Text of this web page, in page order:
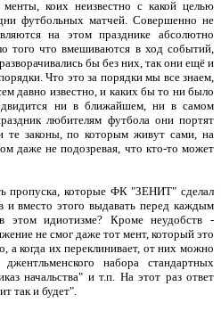
коих неизвестно с какой целью
футбольных матчей. Совершенно не
на этом празднике абсолютно
того что вмешиваются в ход событий,
бы без них, так они ещё и
Что это за порядки мы все знаем,
давно известно, и каких бы то ни было
ни в ближайшем, ни в самом
любителям футбола они портят
те законы, по которым живут сами, на
даже не подозревая, что кто-то может
пропуска, которые ФК "ЗЕНИТ" сделал
и вместо этого выдавать перед каждым
этом идиотизме? Кроме неудобств -
не смог даже тот мент, который это
а когда их переклинивает, от них можно
набора стандартных
начальства" и т.п. На этот раз ответ
так и будет".